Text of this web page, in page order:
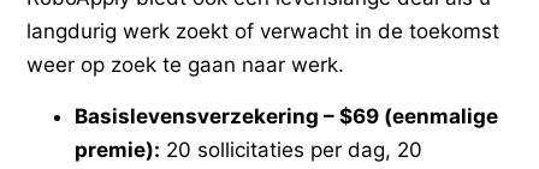
langdurig werk zoekt of verwacht in de toekomst
weer op zoek te gaan naar werk.
Basislevensverzekering – $69 (eenmalige
premie): 20 sollicitaties per dag, 20